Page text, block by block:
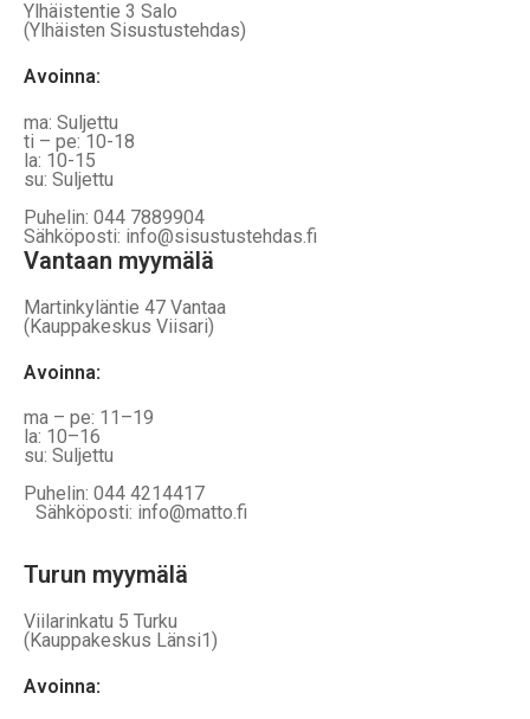
Ylhäistentie 3 Salo
(Ylhäisten Sisustustehdas)
Avoinna:
ma: Suljettu
ti – pe: 10-18
la: 10-15
su: Suljettu
Puhelin: 044 7889904
Sähköposti: info@sisustustehdas.fi
Vantaan myymälä
Martinkyläntie 47 Vantaa
(Kauppakeskus Viisari)
Avoinna:
ma – pe: 11–19
la: 10–16
su: Suljettu
Puhelin: 044 4214417
Sähköposti: info@matto.fi
Turun myymälä
Viilarinkatu 5 Turku
(Kauppakeskus Länsi1)
Avoinna: